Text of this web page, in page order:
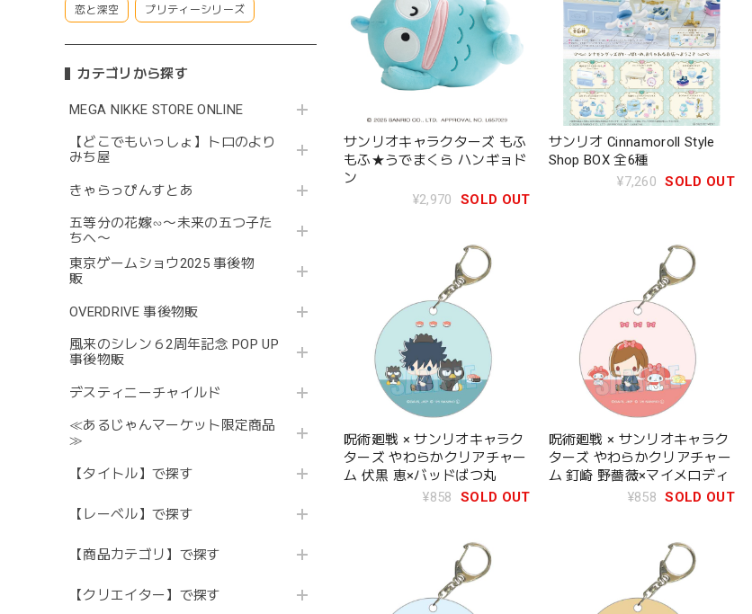
恋と深空 プリティーシリーズ
カテゴリから探す
MEGA NIKKE STORE ONLINE
【どこでもいっしょ】トロのより
みち屋
きゃらっぴんすとあ
五等分の花嫁∽〜未来の五つ子た
ちへ〜
東京ゲームショウ2025 事後物
販
OVERDRIVE 事後物販
風来のシレン６2周年記念 POP UP
事後物販
デスティニーチャイルド
≪あるじゃんマーケット限定商品
≫
【タイトル】で探す
【レーベル】で探す
【商品カテゴリ】で探す
【クリエイター】で探す
サンリオキャラクターズ もふ
もふ★うでまくら ハンギョド
ン
¥2,970
SOLD OUT
サンリオ Cinnamoroll Style
Shop BOX 全6種
¥7,260 SOLD OUT
呪術廻戦 × サンリオキャラク
ターズ やわらかクリアチャー
ム 伏黒 恵×バッドばつ丸
¥858
SOLD OUT
呪術廻戦 × サンリオキャラク
ターズ やわらかクリアチャー
ム 釘崎 野薔薇×マイメロディ
¥858 SOLD OUT